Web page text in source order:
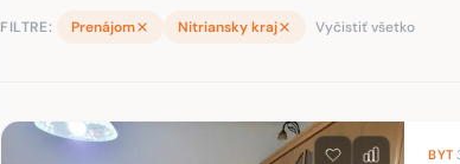
FILTRE: Prenájom Nitriansky kraj Vyčistiť všetko
Zoznam nehnuteľností
BYT·